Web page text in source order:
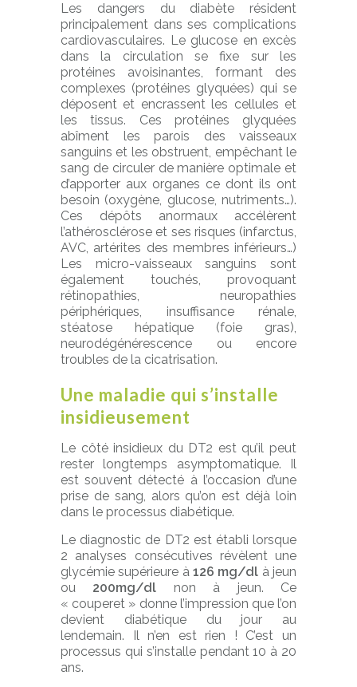
Les dangers du diabète résident
principalement dans ses complications
cardiovasculaires. Le glucose en excès
dans la circulation se fixe sur les
protéines avoisinantes, formant des
complexes (protéines glyquées) qui se
déposent et encrassent les cellules et
les tissus. Ces protéines glyquées
abîment les parois des vaisseaux
sanguins et les obstruent, empêchant le
sang de circuler de manière optimale et
d’apporter aux organes ce dont ils ont
besoin (oxygène, glucose, nutriments…).
Ces dépôts anormaux accélèrent
l’athérosclérose et ses risques (infarctus,
AVC, artérites des membres inférieurs…)
Les micro-vaisseaux sanguins sont
également touchés, provoquant
rétinopathies, neuropathies
périphériques, insuffisance rénale,
stéatose hépatique (foie gras),
neurodégénérescence ou encore
troubles de la cicatrisation.
Une maladie qui s’installe
insidieusement
Le côté insidieux du DT2 est qu’il peut
rester longtemps asymptomatique. Il
est souvent détecté à l’occasion d’une
prise de sang, alors qu’on est déjà loin
dans le processus diabétique.
Le diagnostic de DT2 est établi lorsque
2 analyses consécutives révèlent une
glycémie supérieure à 126 mg/dl à jeun
ou 200mg/dl non à jeun. Ce
« couperet » donne l’impression que l’on
devient diabétique du jour au
lendemain. Il n’en est rien ! C’est un
processus qui s’installe pendant 10 à 20
ans.